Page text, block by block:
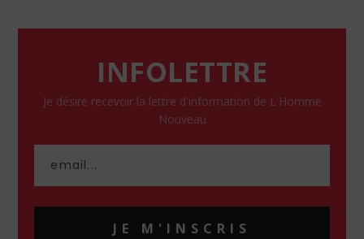
INFOLETTRE
Je désire recevoir la lettre d'information de L'Homme
Nouveau
JE M'INSCRIS